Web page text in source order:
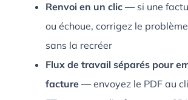
Renvoi en un clic— si une
ou échoue, corrigez le
sans la recréer
Flux de travail séparés pour
facture— envoyez le PDF au